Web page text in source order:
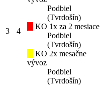
3 4
Podbiel
(Tvrdošín)
KO 1x za 2 mesiace
Podbiel
(Tvrdošín)
KO 2x mesačne
vývoz
Podbiel
(Tvrdošín)